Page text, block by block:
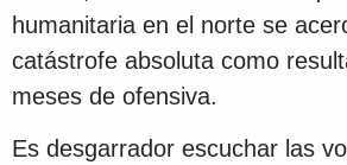
humanitaria en el norte se
catástrofe absoluta como
meses de ofensiva.
Es desgarrador escuchar las